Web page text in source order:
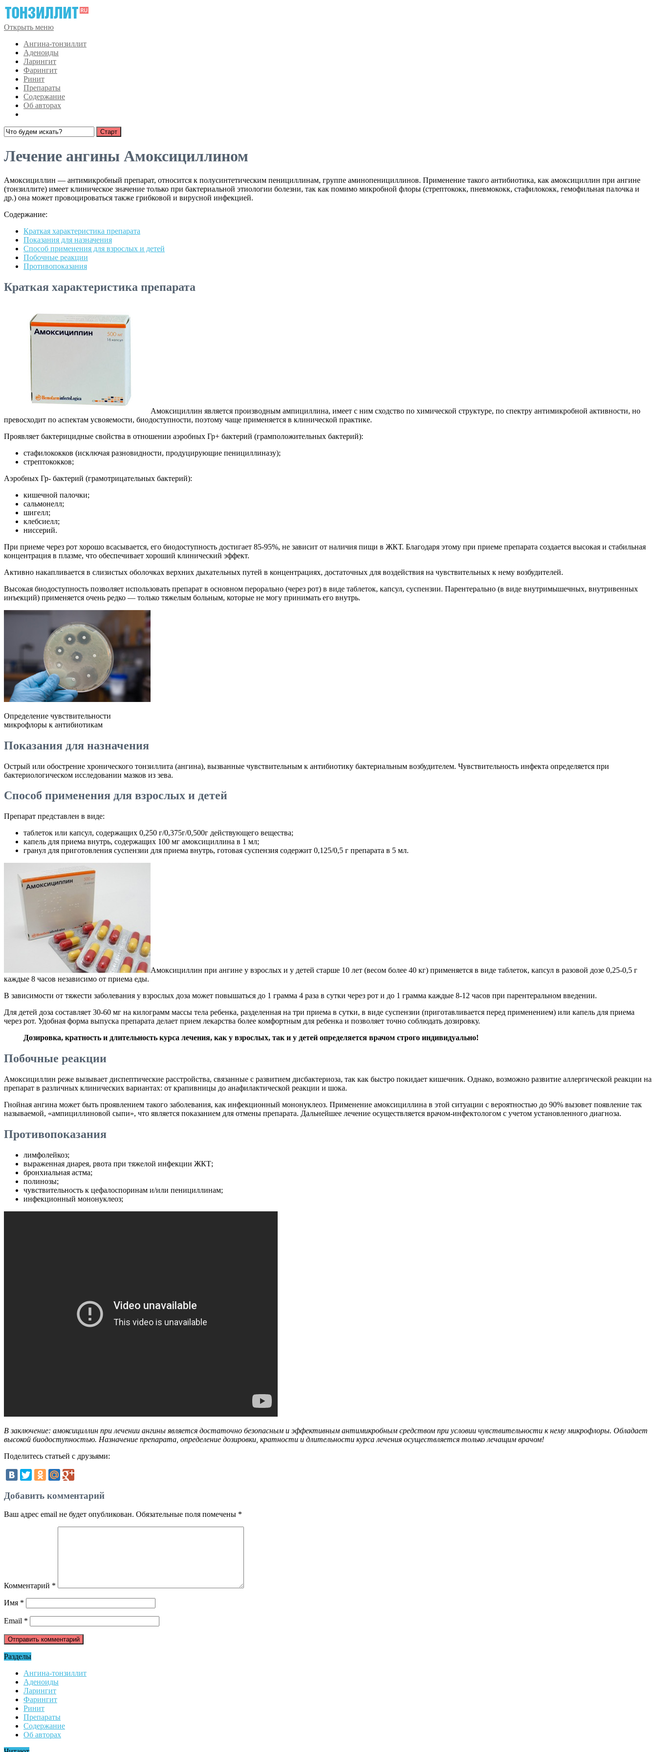
Открыть меню
Ангина-тонзиллит
Аденоиды
Ларингит
Фарингит
Ринит
Препараты
Содержание
Об авторах
Лечение ангины Амоксициллином
Амоксициллин — антимикробный препарат, относится к полусинтетическим пенициллинам, группе аминопенициллинов. Применение такого антибиотика, как амоксициллин при ангине
(тонзиллите) имеет клиническое значение только при бактериальной этиологии болезни, так как помимо микробной флоры (стрептококк, пневмококк, стафилококк, гемофильная палочка и
др.) она может провоцироваться также грибковой и вирусной инфекцией.
Содержание:
Краткая характеристика препарата
Показания для назначения
Способ применения для взрослых и детей
Побочные реакции
Противопоказания
Краткая характеристика препарата
Амоксициллин является производным ампициллина, имеет с ним сходство по химической структуре, по спектру антимикробной активности, но
превосходит по аспектам усвояемости, биодоступности, поэтому чаще применяется в клинической практике.
Проявляет бактерицидные свойства в отношении аэробных Гр+ бактерий (грамположительных бактерий):
стафилококков (исключая разновидности, продуцирующие пенициллиназу);
стрептококков;
Аэробных Гр- бактерий (грамотрицательных бактерий):
кишечной палочки;
сальмонелл;
шигелл;
клебсиелл;
ниссерий.
При приеме через рот хорошо всасывается, его биодоступность достигает 85-95%, не зависит от наличия пищи в ЖКТ. Благодаря этому при приеме препарата создается высокая и стабильная
концентрация в плазме, что обеспечивает хороший клинический эффект.
Активно накапливается в слизистых оболочках верхних дыхательных путей в концентрациях, достаточных для воздействия на чувствительных к нему возбудителей.
Высокая биодоступность позволяет использовать препарат в основном перорально (через рот) в виде таблеток, капсул, суспензии. Парентерально (в виде внутримышечных, внутривенных
инъекций) применяется очень редко — только тяжелым больным, которые не могу принимать его внутрь.
Определение чувствительности
микрофлоры к антибиотикам
Показания для назначения
Острый или обострение хронического тонзиллита (ангина), вызванные чувствительным к антибиотику бактериальным возбудителем. Чувствительность инфекта определяется при
бактериологическом исследовании мазков из зева.
Способ применения для взрослых и детей
Препарат представлен в виде:
таблеток или капсул, содержащих 0,250 г/0,375г/0,500г действующего вещества;
капель для приема внутрь, содержащих 100 мг амоксициллина в 1 мл;
гранул для приготовления суспензии для приема внутрь, готовая суспензия содержит 0,125/0,5 г препарата в 5 мл.
Амоксициллин при ангине у взрослых и у детей старше 10 лет (весом более 40 кг) применяется в виде таблеток, капсул в разовой дозе 0,25-0,5 г
каждые 8 часов независимо от приема еды.
В зависимости от тяжести заболевания у взрослых доза может повышаться до 1 грамма 4 раза в сутки через рот и до 1 грамма каждые 8-12 часов при парентеральном введении.
Для детей доза составляет 30-60 мг на килограмм массы тела ребенка, разделенная на три приема в сутки, в виде суспензии (приготавливается перед применением) или капель для приема
через рот. Удобная форма выпуска препарата делает прием лекарства более комфортным для ребенка и позволяет точно соблюдать дозировку.
Дозировка, кратность и длительность курса лечения, как у взрослых, так и у детей определяется врачом строго индивидуально!
Побочные реакции
Амоксициллин реже вызывает диспептические расстройства, связанные с развитием дисбактериоза, так как быстро покидает кишечник. Однако, возможно развитие аллергической реакции на
препарат в различных клинических вариантах: от крапивницы до анафилактической реакции и шока.
Гнойная ангина может быть проявлением такого заболевания, как инфекционный мононуклеоз. Применение амоксициллина в этой ситуации с вероятностью до 90% вызовет появление так
называемой, «ампициллиновой сыпи», что является показанием для отмены препарата. Дальнейшее лечение осуществляется врачом-инфектологом с учетом установленного диагноза.
Противопоказания
лимфолейкоз;
выраженная диарея, рвота при тяжелой инфекции ЖКТ;
бронхиальная астма;
полинозы;
чувствительность к цефалоспоринам и/или пенициллинам;
инфекционный мононуклеоз;
В заключение: амоксициллин при лечении ангины является достаточно безопасным и эффективным антимикробным средством при условии чувствительности к нему микрофлоры. Обладает
высокой биодоступностью. Назначение препарата, определение дозировки, кратности и длительности курса лечения осуществляется только лечащим врачом!
Поделитесь статьей с друзьями:
Добавить комментарий
Ваш адрес email не будет опубликован. Обязательные поля помечены *
Комментарий *
Имя *
Email *
Разделы
Ангина-тонзиллит
Аденоиды
Ларингит
Фарингит
Ринит
Препараты
Содержание
Об авторах